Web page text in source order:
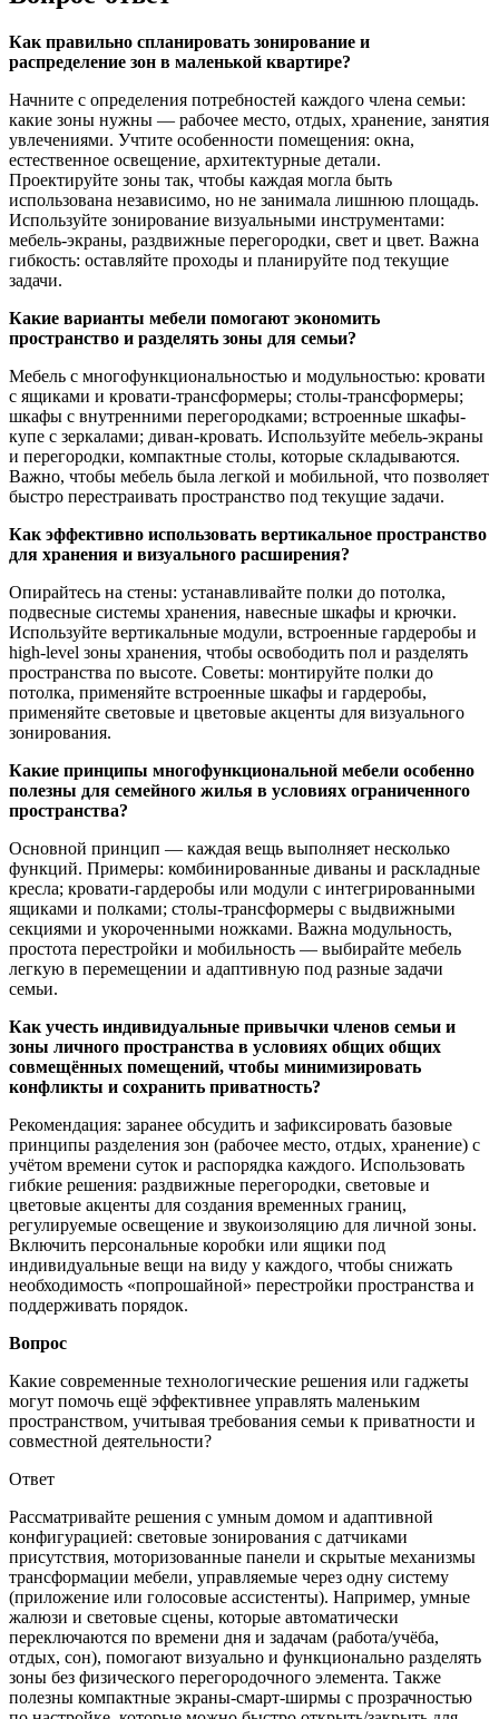
Как правильно спланировать зонирование и
распределение зон в маленькой квартире?
Начните с определения потребностей каждого члена семьи:
какие зоны нужны — рабочее место, отдых, хранение, занятия
увлечениями. Учтите особенности помещения: окна,
естественное освещение, архитектурные детали.
Проектируйте зоны так, чтобы каждая могла быть
использована независимо, но не занимала лишнюю площадь.
Используйте зонирование визуальными инструментами:
мебель-экраны, раздвижные перегородки, свет и цвет. Важна
гибкость: оставляйте проходы и планируйте под текущие
задачи.
Какие варианты мебели помогают экономить
пространство и разделять зоны для семьи?
Мебель с многофункциональностью и модульностью: кровати
с ящиками и кровати-трансформеры; столы-трансформеры;
шкафы с внутренними перегородками; встроенные шкафы-
купе с зеркалами; диван-кровать. Используйте мебель-экраны
и перегородки, компактные столы, которые складываются.
Важно, чтобы мебель была легкой и мобильной, что позволяет
быстро перестраивать пространство под текущие задачи.
Как эффективно использовать вертикальное пространство
для хранения и визуального расширения?
Опирайтесь на стены: устанавливайте полки до потолка,
подвесные системы хранения, навесные шкафы и крючки.
Используйте вертикальные модули, встроенные гардеробы и
high-level зоны хранения, чтобы освободить пол и разделять
пространства по высоте. Советы: монтируйте полки до
потолка, применяйте встроенные шкафы и гардеробы,
применяйте световые и цветовые акценты для визуального
зонирования.
Какие принципы многофункциональной мебели особенно
полезны для семейного жилья в условиях ограниченного
пространства?
Основной принцип — каждая вещь выполняет несколько
функций. Примеры: комбинированные диваны и раскладные
кресла; кровати-гардеробы или модули с интегрированными
ящиками и полками; столы-трансформеры с выдвижными
секциями и укороченными ножками. Важна модульность,
простота перестройки и мобильность — выбирайте мебель
легкую в перемещении и адаптивную под разные задачи
семьи.
Как учесть индивидуальные привычки членов семьи и
зоны личного пространства в условиях общих общих
совмещённых помещений, чтобы минимизировать
конфликты и сохранить приватность?
Рекомендация: заранее обсудить и зафиксировать базовые
принципы разделения зон (рабочее место, отдых, хранение) с
учётом времени суток и распорядка каждого. Использовать
гибкие решения: раздвижные перегородки, световые и
цветовые акценты для создания временных границ,
регулируемые освещение и звукоизоляцию для личной зоны.
Включить персональные коробки или ящики под
индивидуальные вещи на виду у каждого, чтобы снижать
необходимость «попрошайной» перестройки пространства и
поддерживать порядок.
Вопрос
Какие современные технологические решения или гаджеты
могут помочь ещё эффективнее управлять маленьким
пространством, учитывая требования семьи к приватности и
совместной деятельности?
Ответ
Рассматривайте решения с умным домом и адаптивной
конфигурацией: световые зонирования с датчиками
присутствия, моторизованные панели и скрытые механизмы
трансформации мебели, управляемые через одну систему
(приложение или голосовые ассистенты). Например, умные
жалюзи и световые сцены, которые автоматически
переключаются по времени дня и задачам (работа/учёба,
отдых, сон), помогают визуально и функционально разделять
зоны без физического перегородочного элемента. Также
полезны компактные экраны-смарт-ширмы с прозрачностью